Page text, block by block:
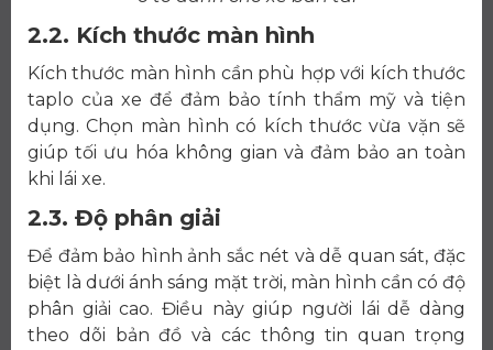
2.2. Kích thước màn hình
Kích thước màn hình cần phù hợp với kích thước
taplo của xe để đảm bảo tính thẩm mỹ và tiện
dụng. Chọn màn hình có kích thước vừa vặn sẽ
giúp tối ưu hóa không gian và đảm bảo an toàn
khi lái xe.
2.3. Độ phân giải
Để đảm bảo hình ảnh sắc nét và dễ quan sát, đặc
biệt là dưới ánh sáng mặt trời, màn hình cần có độ
phân giải cao. Điều này giúp người lái dễ dàng
theo dõi bản đồ và các thông tin quan trọng